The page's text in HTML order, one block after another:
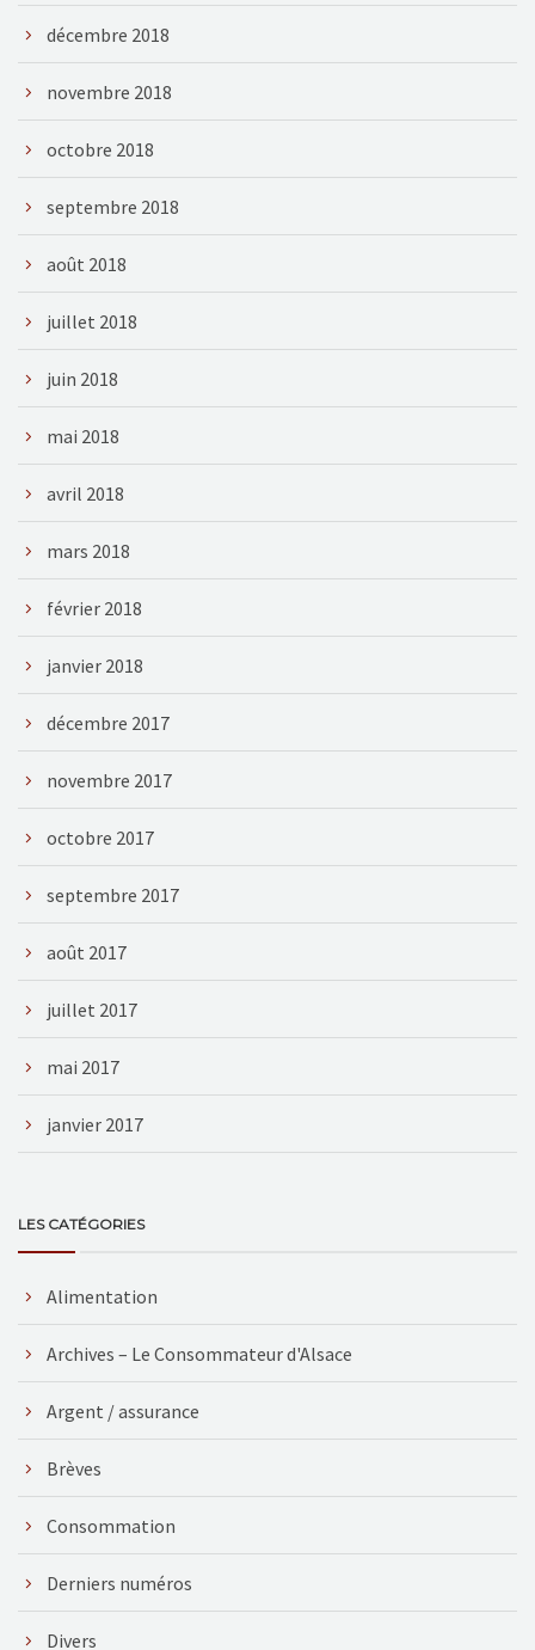
décembre 2018
novembre 2018
octobre 2018
septembre 2018
août 2018
juillet 2018
juin 2018
mai 2018
avril 2018
mars 2018
février 2018
janvier 2018
décembre 2017
novembre 2017
octobre 2017
septembre 2017
août 2017
juillet 2017
mai 2017
janvier 2017
LES CATÉGORIES
Alimentation
Archives – Le Consommateur d'Alsace
Argent / assurance
Brèves
Consommation
Derniers numéros
Divers